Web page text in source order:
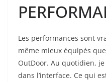
Les performances sont
même mieux équipés
OutDoor. Au quotidien,
dans l’interface. Ce qui